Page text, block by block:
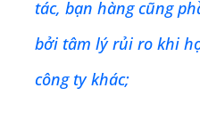
tác, bạn hàng cũng
bởi tâm lý rủi ro khi
công ty khác;